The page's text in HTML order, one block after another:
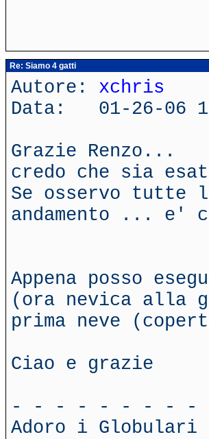
Re: Siamo 4 gatti
Autore: xchris
Data: 01-26-06
Grazie Renzo...
credo che sia
Se osservo tutte
andamento ... e'
Appena posso
(ora nevica alla
prima neve
Ciao e grazie
- - - - - - - - -
Adoro i Globulari